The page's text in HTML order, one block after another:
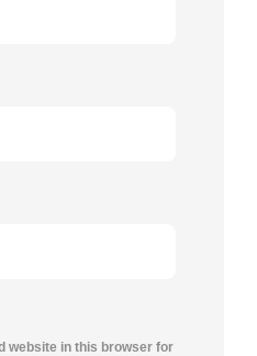
website in this browser for